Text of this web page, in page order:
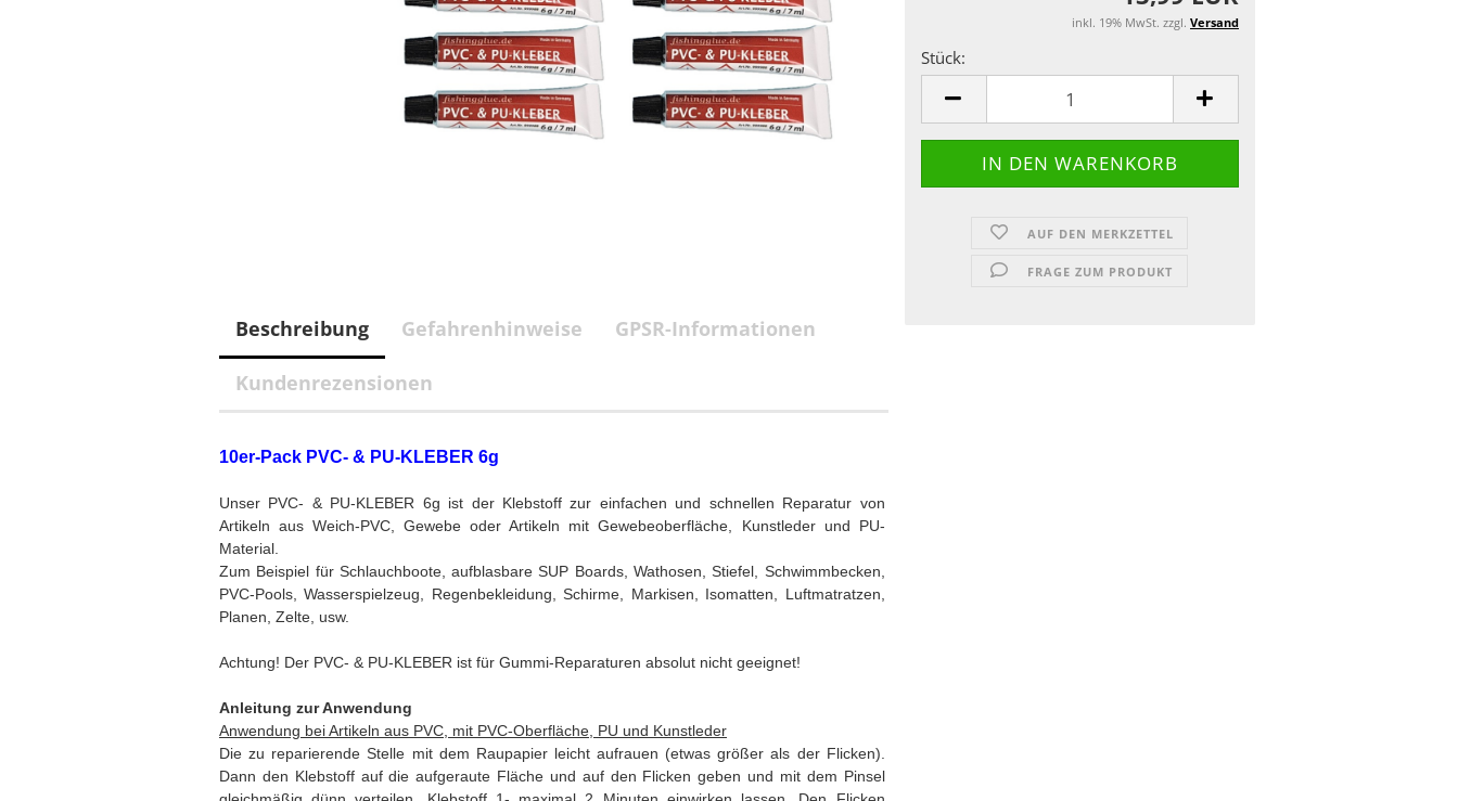
inkl. 19% MwSt. zzgl. Versand
Stück:
Stück
AUF DEN MERKZETTEL
FRAGE ZUM PRODUKT
Beschreibung Gefahrenhinweise GPSR-Informationen
Kundenrezensionen
10er-Pack PVC- & PU-KLEBER 6g
Unser PVC- & PU-KLEBER 6g ist der Klebstoff zur einfachen und schnellen Reparatur von
Artikeln aus Weich-PVC, Gewebe oder Artikeln mit Gewebeoberfläche, Kunstleder und PU-
Material.
Zum Beispiel für Schlauchboote, aufblasbare SUP Boards, Wathosen, Stiefel, Schwimmbecken,
PVC-Pools, Wasserspielzeug, Regenbekleidung, Schirme, Markisen, Isomatten, Luftmatratzen,
Planen, Zelte, usw.
Achtung! Der PVC- & PU-KLEBER ist für Gummi-Reparaturen absolut nicht geeignet!
Anleitung zur Anwendung
Anwendung bei Artikeln aus PVC, mit PVC-Oberfläche, PU und Kunstleder
Die zu reparierende Stelle mit dem Raupapier leicht aufrauen (etwas größer als der Flicken).
Dann den Klebstoff auf die aufgeraute Fläche und auf den Flicken geben und mit dem Pinsel